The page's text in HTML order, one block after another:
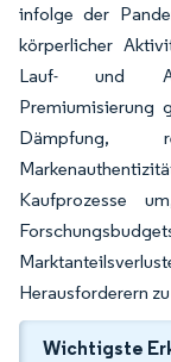
infolge der
körperlicher
Lauf- und
Premiumisierung
Dämpfung,
Kaufprozesse
Herausforderern
Wichtigste